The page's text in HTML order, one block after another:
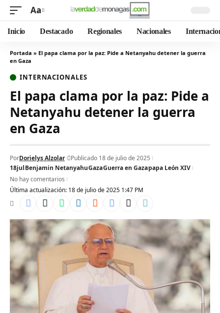
Aa
Inicio Destacado Regionales Nacionales
Portada » El papa clama por la paz: Pide a Netanyahu detener la guerra
en Gaza
INTERNACIONALES
El papa clama por la paz: Pide a
Netanyahu detener la guerra
en Gaza
Última actualización: 18 de julio de 2025 1:47 PM
PorDorielys Alzolar
Publicado 18 de julio de 2025
18julBenjamin NetanyahuGazaGuerra en Gazapapa León XIV
No hay comentarios